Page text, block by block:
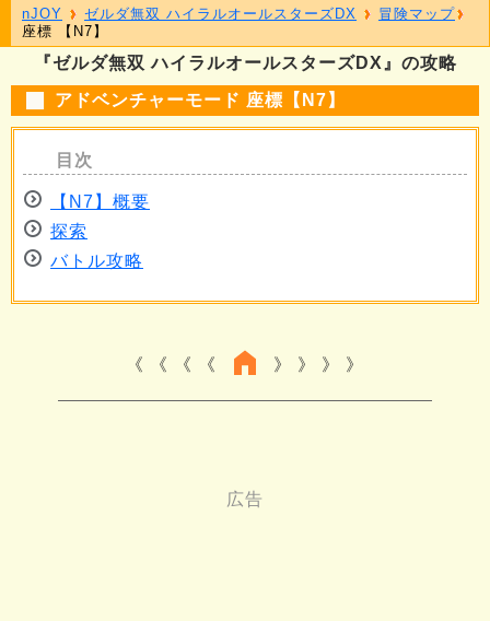
『ゼルダ無双 ハイラルオールスターズDX』の攻略
アドベンチャーモード 座標【N7】
【N7】概要
探索
バトル攻略
《 《 《 》 》 》
nJOY ゼルダ無双 ハイラルオールスターズDX
冒険マップ
座標 【N7】